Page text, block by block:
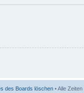
des Boards löschen • Alle